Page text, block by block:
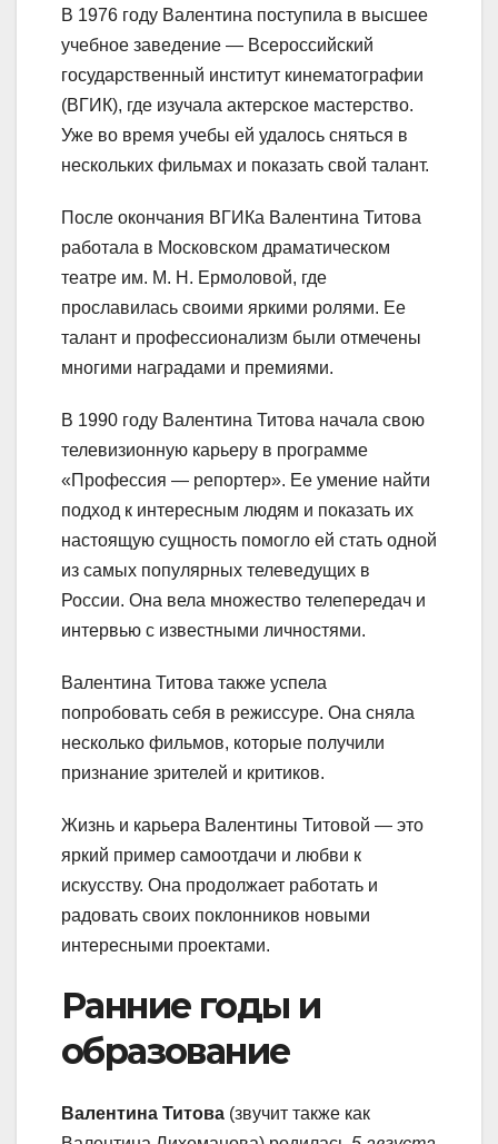
В 1976 году Валентина поступила в высшее
учебное заведение — Всероссийский
государственный институт кинематографии
(ВГИК), где изучала актерское мастерство.
Уже во время учебы ей удалось сняться в
нескольких фильмах и показать свой талант.
После окончания ВГИКа Валентина Титова
работала в Московском драматическом
театре им. М. Н. Ермоловой, где
прославилась своими яркими ролями. Ее
талант и профессионализм были отмечены
многими наградами и премиями.
В 1990 году Валентина Титова начала свою
телевизионную карьеру в программе
«Профессия — репортер». Ее умение найти
подход к интересным людям и показать их
настоящую сущность помогло ей стать одной
из самых популярных телеведущих в
России. Она вела множество телепередач и
интервью с известными личностями.
Валентина Титова также успела
попробовать себя в режиссуре. Она сняла
несколько фильмов, которые получили
признание зрителей и критиков.
Жизнь и карьера Валентины Титовой — это
яркий пример самоотдачи и любви к
искусству. Она продолжает работать и
радовать своих поклонников новыми
интересными проектами.
Ранние годы и
образование
Валентина Титова (звучит также как